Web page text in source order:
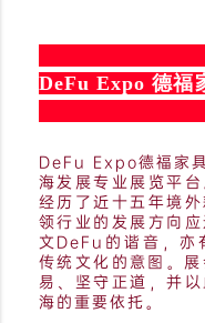
DeFu
DeFu Expo德福家
海发展专业展览平
经历了近十五年境
领行业的发展方向
文DeFu的谐音，亦
传统文化的意图。
易、坚守正道，并
海的重要依托。